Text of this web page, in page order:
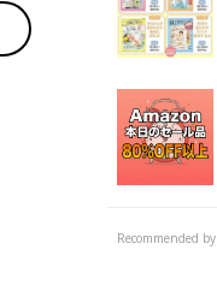
Recommended by